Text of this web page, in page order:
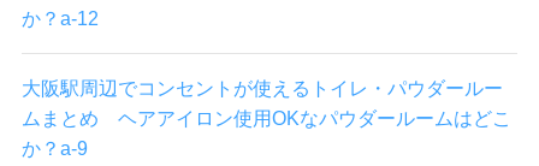
か？a-12
大阪駅周辺でコンセントが使えるトイレ・パウダールー
ムまとめ ヘアアイロン使用OKなパウダールームはどこ
か？a-9